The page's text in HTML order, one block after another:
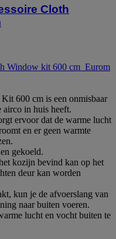
Cloth
Window kit 600 cm_Eurom
600 cm is een onmisbaar
airco in huis heeft.
ervoor dat de warme lucht
en er geen warmte
gekoeld.
kozijn bevind kan op het
deur kan worden
kun je de afvoerslang van
naar buiten voeren.
lucht en vocht buiten te